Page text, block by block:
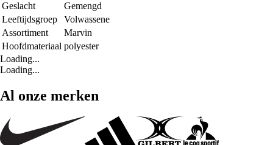
Geslacht
Gemengd
Leeftijdsgroep
Volwassene
Assortiment
Marvin
Hoofdmateriaal polyester
Loading...
Loading...
Al onze merken